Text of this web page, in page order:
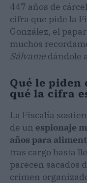
447 años de
cifra que pide la
González, el
muchos
Sálvame dándole
Qué le piden
qué la cifra
La Fiscalía
de un espionaje
años para
tras cargo hasta
parecen sacados
crimen